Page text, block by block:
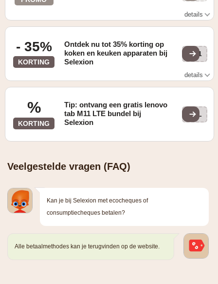
details
- 35%
KORTING
Ontdek nu tot 35% korting op
koken en keuken apparaten bij
Selexion
Qd1
details
%
KORTING
Tip: ontvang een gratis lenovo
tab M11 LTE bundel bij
Selexion
ITL
Veelgestelde vragen (FAQ)
Kan je bij Selexion met ecocheques of
consumptiecheques betalen?
Alle betaalmethodes kan je terugvinden op de website.